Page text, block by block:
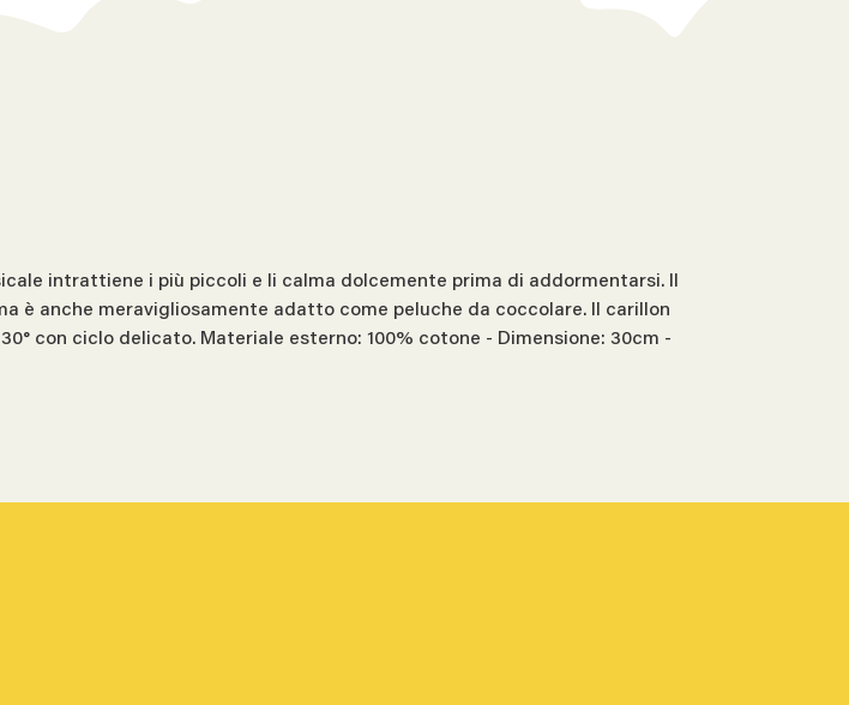
intrattiene i più piccoli e li calma dolcemente prima di addormentarsi. Il
è anche meravigliosamente adatto come peluche da coccolare. Il carillon
con ciclo delicato. Materiale esterno: 100% cotone - Dimensione: 30cm -